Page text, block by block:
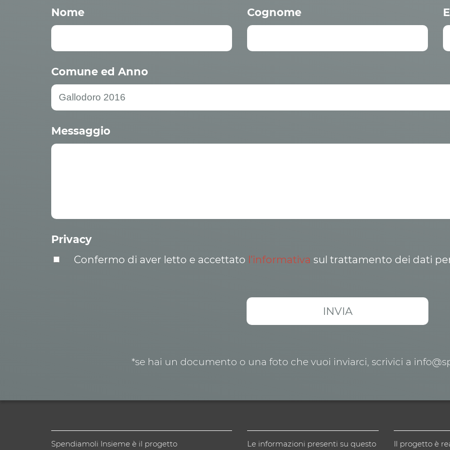
Nome Cognome
Comune ed Anno
Messaggio
Privacy
Confermo di aver letto e accettato l’informativa sul trattamento dei dati
*se hai un documento o una foto che vuoi inviarci, scrivici a
Spendiamoli Insieme è il progetto Le informazioni presenti su questo Il progetto è